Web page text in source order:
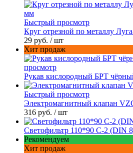
Быстрый просмотр
Круг отрезной по металлу
29 руб. / шт
Хит продаж
просмотр
Рукав кислородный БРТ
Быстрый просмотр
Электромагнитный клапан
316 руб. / шт
Светофильтр 110*90 С-2 (DIN
Рекомендуем
Хит продаж